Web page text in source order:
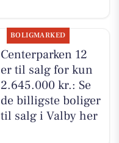
BOLIGMARKED
Centerparken 12
er til salg for kun
2.645.000 kr.: Se
de billigste boliger
til salg i Valby her